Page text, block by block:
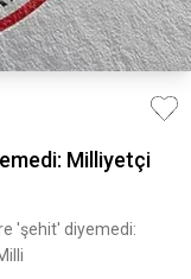
Milliyetçi
'şehit' diyemedi: